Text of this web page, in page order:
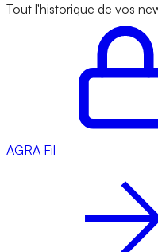
Tout l'historique de vos
AGRA Fil